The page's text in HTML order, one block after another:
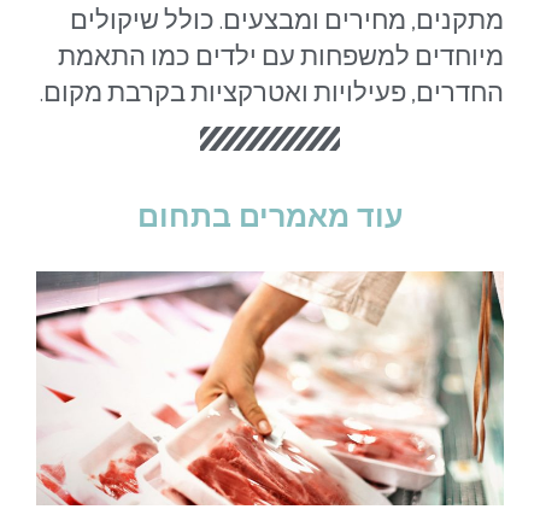
מתקנים, מחירים ומבצעים. כולל שיקולים
מיוחדים למשפחות עם ילדים כמו התאמת
החדרים, פעילויות ואטרקציות בקרבת מקום.
עוד מאמרים בתחום